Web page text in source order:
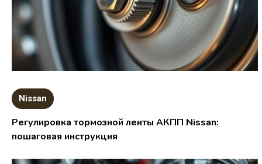
Nissan
Регулировка тормозной ленты АКПП Nissan:
пошаговая инструкция